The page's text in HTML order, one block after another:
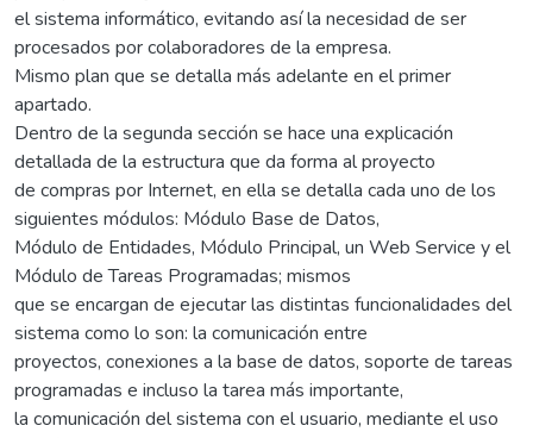
el sistema informático, evitando así la necesidad de ser
procesados por colaboradores de la empresa.
Mismo plan que se detalla más adelante en el primer
apartado.
Dentro de la segunda sección se hace una explicación
detallada de la estructura que da forma al proyecto
de compras por Internet, en ella se detalla cada uno de los
siguientes módulos: Módulo Base de Datos,
Módulo de Entidades, Módulo Principal, un Web Service y el
Módulo de Tareas Programadas; mismos
que se encargan de ejecutar las distintas funcionalidades del
sistema como lo son: la comunicación entre
proyectos, conexiones a la base de datos, soporte de tareas
programadas e incluso la tarea más importante,
la comunicación del sistema con el usuario, mediante el uso